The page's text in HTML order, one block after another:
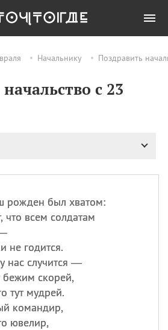
Начальнику Поздравить
с 23
рожден был хватом:
что всем солдатам
не годится.
нас случится —
скорей,
тут мудрей.
командир,
ювелир,
ПРАЗДНИКИ Все
08.08 День «Счастье
великомученика
покровителя всех
врачей и целителя
больных
09.08 День книголюбов (Book
ИМЕНА
Сегодня празднуют именины